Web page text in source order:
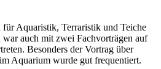
Aquaristik, Terraristik und Teiche
war auch mit zwei Fachvorträgen auf
Besonders der Vortrag über
Aquarium wurde gut frequentiert.